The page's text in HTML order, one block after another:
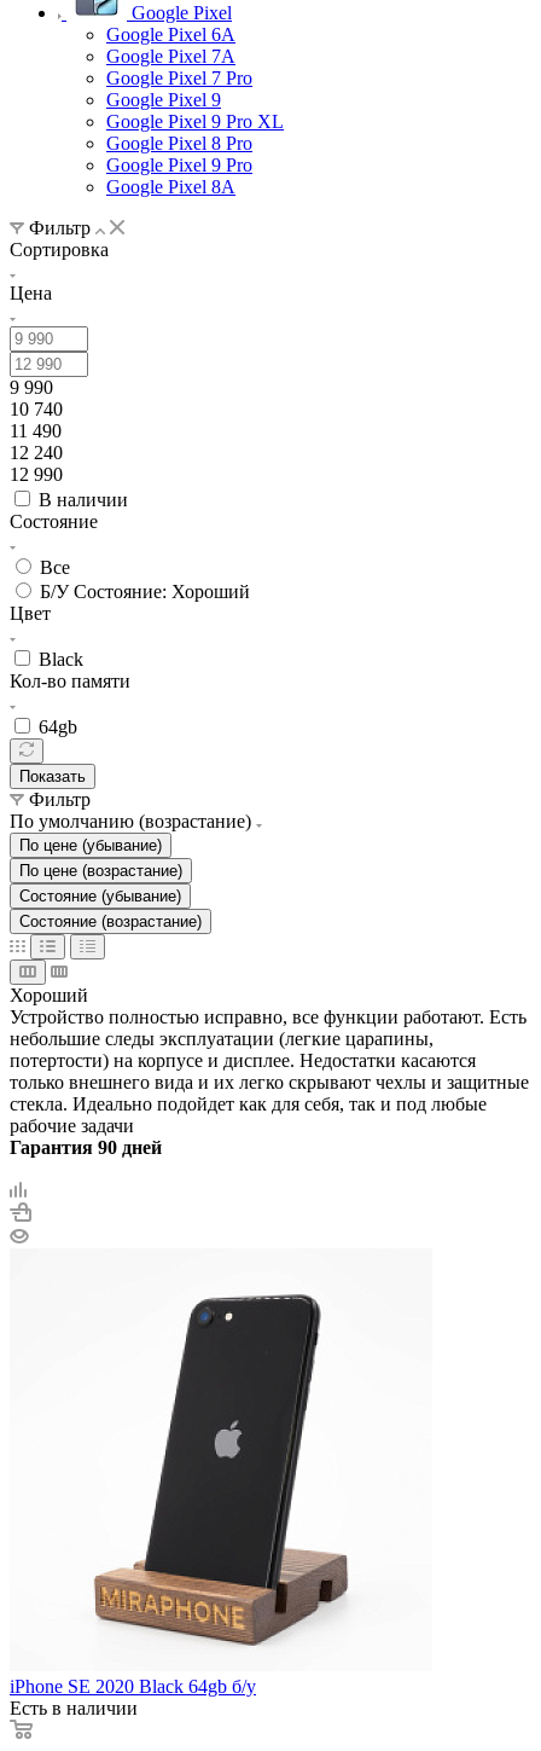
Google Pixel
Google Pixel 6A
Google Pixel 7А
Google Pixel 7 Pro
Google Pixel 9
Google Pixel 9 Pro XL
Google Pixel 8 Pro
Google Pixel 9 Pro
Google Pixel 8A
Фильтр
Сортировка
Цена
9 990
10 740
11 490
12 240
12 990
В наличии
Состояние
Все
Б/У Состояние: Хороший
Цвет
Black
Кол-во памяти
64gb
Показать
Фильтр
По умолчанию (возрастание)
По цене (убывание)
По цене (возрастание)
Состояние (убывание)
Состояние (возрастание)
Хороший
Устройство полностью исправно, все функции работают. Есть
небольшие следы эксплуатации (легкие царапины,
потертости) на корпусе и дисплее. Недостатки касаются
только внешнего вида и их легко скрывают чехлы и защитные
стекла. Идеально подойдет как для себя, так и под любые
рабочие задачи
Гарантия 90 дней
iPhone SE 2020 Black 64gb б/у
Есть в наличии